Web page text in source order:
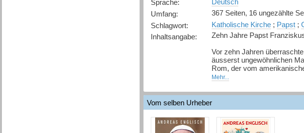
Sprache:
Umfang:
367 Seiten, 16 ungezählte
Schlagwort: Katholische Kirche; Papst;
Inhaltsangabe:
Zehn Jahre Papst
Vor zehn Jahren
äusserst ungewöhnlichen
Rom, der vom
katholischen Kirche seit
nicht enden wollende
von der Kirche ab.
Andreas Englisch, der
Herausforderungen der
Mehr...
Vom selben Urheber